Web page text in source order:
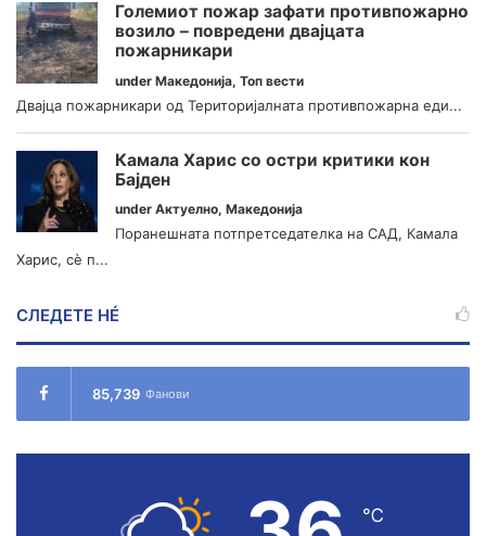
Големиот пожар зафати противпожарно
возило – повредени двајцата
пожарникари
under Македонија, Топ вести
Двајца пожарникари од Територијалната противпожарна еди...
Камала Харис со остри критики кон
Бајден
under Актуелно, Македонија
Поранешната потпретседателка на САД, Камала
Харис, сè п...
СЛЕДЕТЕ НÉ
85,739 Фанови
℃